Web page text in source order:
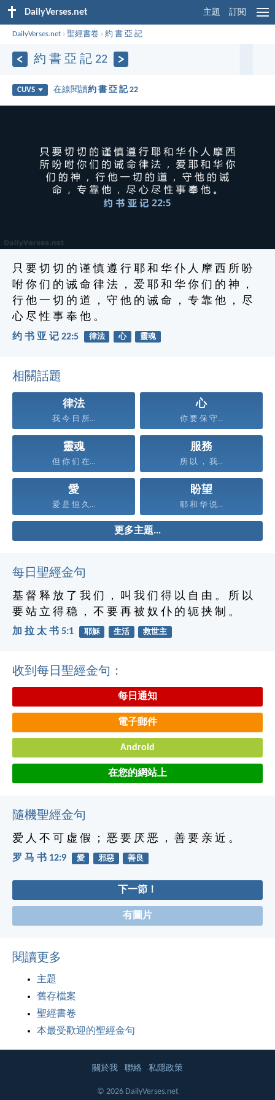
DailyVerses.net 主題 訂閱
DailyVerses.net ›聖經書卷 ›約 書 亞 記
約 書 亞 記 22
CUVS 在線閱讀約 書 亞 記 22
只 要 切 切 的 谨 慎 遵 行 耶 和 华 仆 人 摩 西 所 吩
咐 你 们 的 诫 命 律 法 ， 爱 耶 和 华 你 们 的 神 ，
行 他 一 切 的 道 ， 守 他 的 诫 命 ， 专 靠 他 ， 尽
心 尽 性 事 奉 他 。
约 书 亚 记 22:5 律法 心 靈魂
相關話題
律法
我 今 日 所...
心
你 要 保 守...
靈魂
但 你 们 在...
服務
所 以 ， 我...
愛
爱 是 恒 久...
盼望
耶 和 华 说...
更多主題...
每日聖經金句
基 督 释 放 了 我 们 ， 叫 我 们 得 以 自 由 。 所 以
要 站 立 得 稳 ， 不 要 再 被 奴 仆 的 轭 挟 制 。
加 拉 太 书 5:1 耶穌 生活 救世主
收到每日聖經金句：
每日通知
電子郵件
Android
在您的網站上
隨機聖經金句
爱 人 不 可 虚 假 ； 恶 要 厌 恶 ， 善 要 亲 近 。
罗 马 书 12:9 愛 邪惡 善良
下一節！
有圖片
閱讀更多
主題
舊存檔案
聖經書卷
本最受歡迎的聖經金句
關於我 聯絡 私隱政策
© 2026 DailyVerses.net